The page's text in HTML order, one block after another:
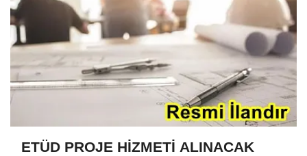
ETÜD PROJE HİZMETİ ALINACAK